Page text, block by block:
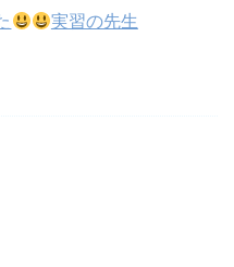
実習の先生